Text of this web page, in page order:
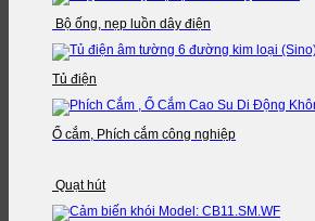
Bộ ống, nẹp luồn dây điện
Tủ điện
Ổ cắm, Phích cắm công nghiệp
Quạt hút